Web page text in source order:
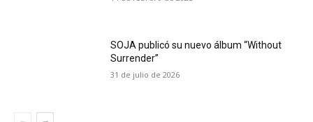
SOJA publicó su nuevo álbum “Without
Surrender”
31 de julio de 2026